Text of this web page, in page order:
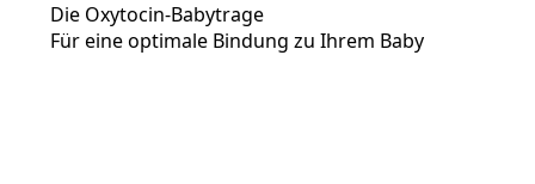
Die Oxytocin-Babytrage
Für eine optimale Bindung zu Ihrem Baby